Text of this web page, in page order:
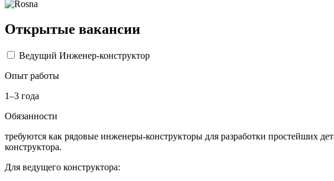
Открытые вакансии
Ведущий Инженер-конструктор
Опыт работы
1–3 года
Обязанности
требуются как рядовые инженеры-конструкторы для разработки простейших
конструктора.
Для ведущего конструктора: